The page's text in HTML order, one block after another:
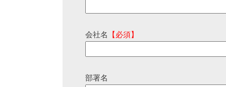
会社名 【必須】
部署名